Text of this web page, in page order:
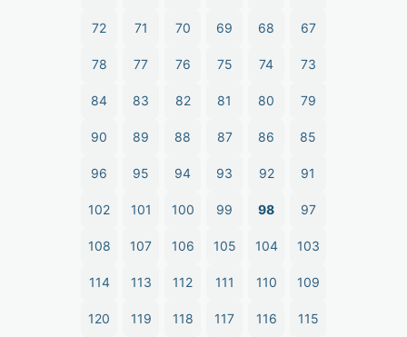
67
68
69
70
71
72
73
74
75
76
77
78
79
80
81
82
83
84
85
86
87
88
89
90
91
92
93
94
95
96
97
98
99
100
101
102
103
104
105
106
107
108
109
110
111
112
113
114
115
116
117
118
119
120